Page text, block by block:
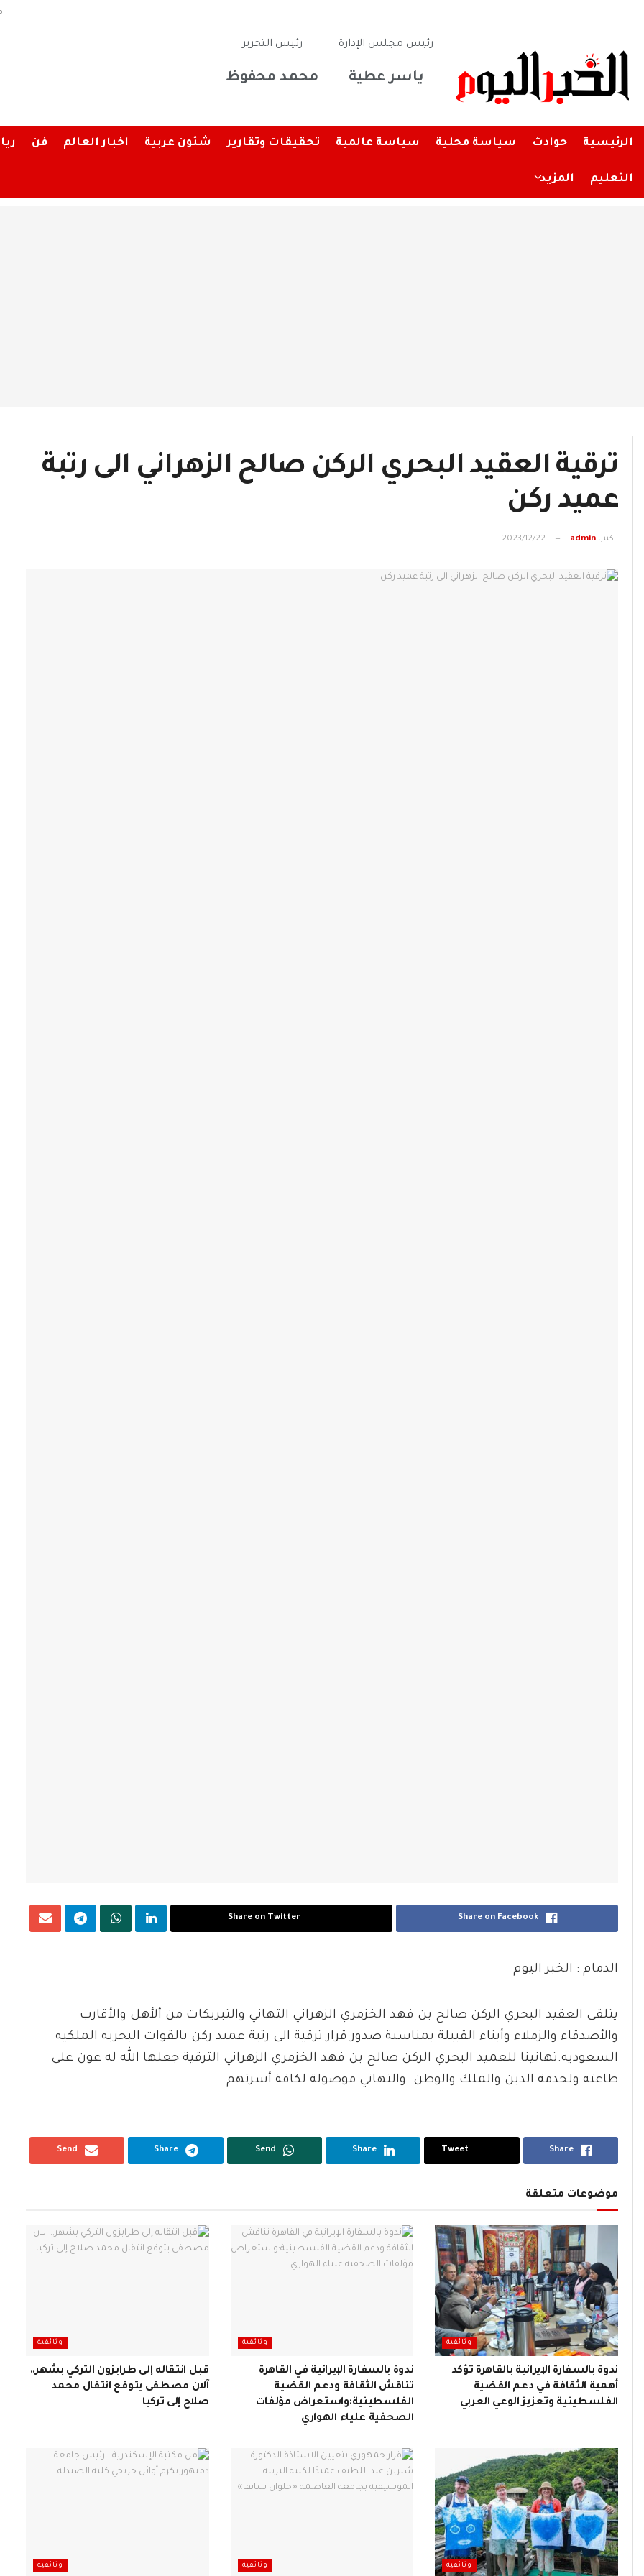
رئيس مجلس الإدارة
ياسر عطية
رئيس التحرير
محمد محفوظ
الرئيسية حوادث سياسة محلية سياسة عالمية تحقيقات وتقارير شئون عربية اخبار العالم فن
التعليم المزيد
‏ترقية العقيد البحري الركن صالح الزهراني الى رتبة
عميد ركن
كتب admin
2023/12/22
Share on Facebook
Share on Twitter
الدمام : الخبر اليوم
يتلقى العقيد البحري الركن صالح بن فهد الخزمري الزهراني التهاني والتبريكات من ألأهل والأقارب
والأصدقاء والزملاء وأبناء القبيلة بمناسبة صدور قرار ترقية الى رتبة عميد ركن بالقوات البحريه الملكيه
السعوديه.تهانينا للعميد البحري الركن صالح بن فهد الخزمري الزهراني الترقية جعلها الله له عون على
طاعته ولخدمة الدين والملك والوطن .والتهاني موصولة لكافة أسرتهم.‏
Share
Tweet
Share
Send
Share
Send
موضوعات متعلقة
وثائقية
ندوة بالسفارة الإيرانية بالقاهرة تؤكد
أهمية الثقافة في دعم القضية
الفلسطينية وتعزيز الوعي العربي
وثائقية
ندوة بالسفارة الإيرانية في القاهرة
تناقش الثقافة ودعم القضية
الفلسطينية:واستعراض مؤلفات
الصحفية علياء الهواري
وثائقية
قبل انتقاله إلى طرابزون التركي بشهر..
آلان مصطفى يتوقع انتقال محمد
صلاح إلى تركيا
وثائقية وثائقية وثائقية